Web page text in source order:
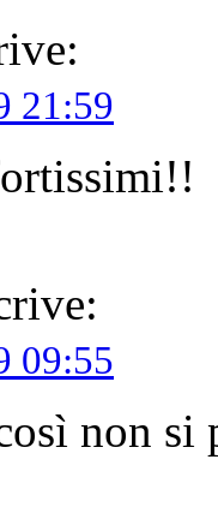
21:59
09:55
non